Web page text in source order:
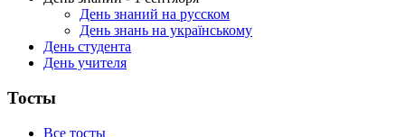
День знаний на русском
День знань на українському
День студента
День учителя
Тосты
Все тосты